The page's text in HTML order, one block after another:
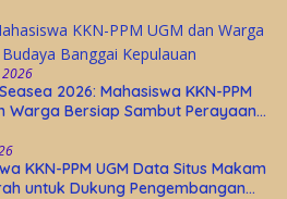
2026
2026: Mahasiswa KKN-PPM
Warga Bersiap Sambut Perayaan
KKN-PPM UGM Data Situs Makam
untuk Dukung Pengembangan